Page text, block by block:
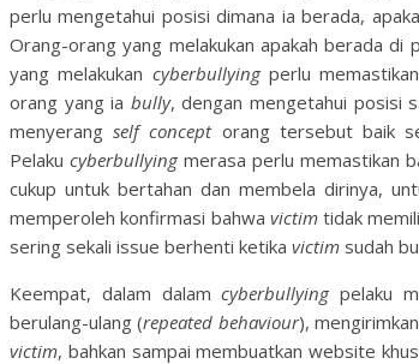
perlu mengetahui posisi dimana ia berada,
Orang-orang yang melakukan apakah berada di
yang melakukan cyberbullyingperlu
orang yang ia bully, dengan mengetahui posisi
menyerangself conceptorang tersebut baik
Pelaku cyberbullyingmerasa perlu memastikan
cukup untuk bertahan dan membela dirinya,
memperoleh konfirmasi bahwa victimtidak
sering sekali issue berhenti ketika victim sudah
Keempat, dalam dalamcyberbullyingpelaku
berulang-ulang (repeated behaviour),
victim, bahkan sampai membuatkan website